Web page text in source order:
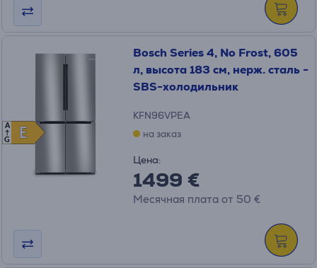
E
E
A
G
Bosch Series 4, No Frost, 605
л, высота 183 см, нерж. сталь -
SBS-холодильник
KFN96VPEA
на заказ
Цена:
1499 €
Месячная плата от 50 €